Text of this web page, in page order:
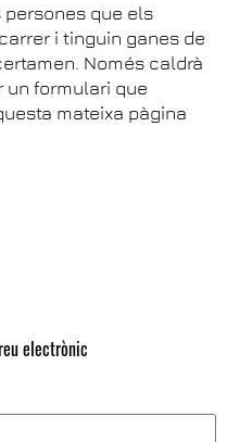
persones que els
i tinguin ganes de
Només caldrà
un formulari que
mateixa pàgina
electrònic